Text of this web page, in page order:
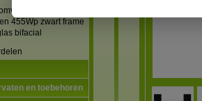
& JA Solar
455Wp zwart frame
bifacial
en toebehoren